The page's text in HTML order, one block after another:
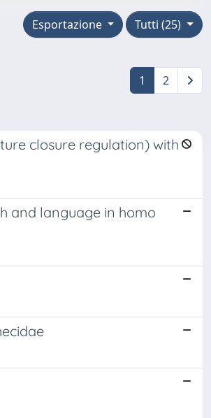
Tutti (25)
Esportazione
1 2
closure regulation) with
and language in homo